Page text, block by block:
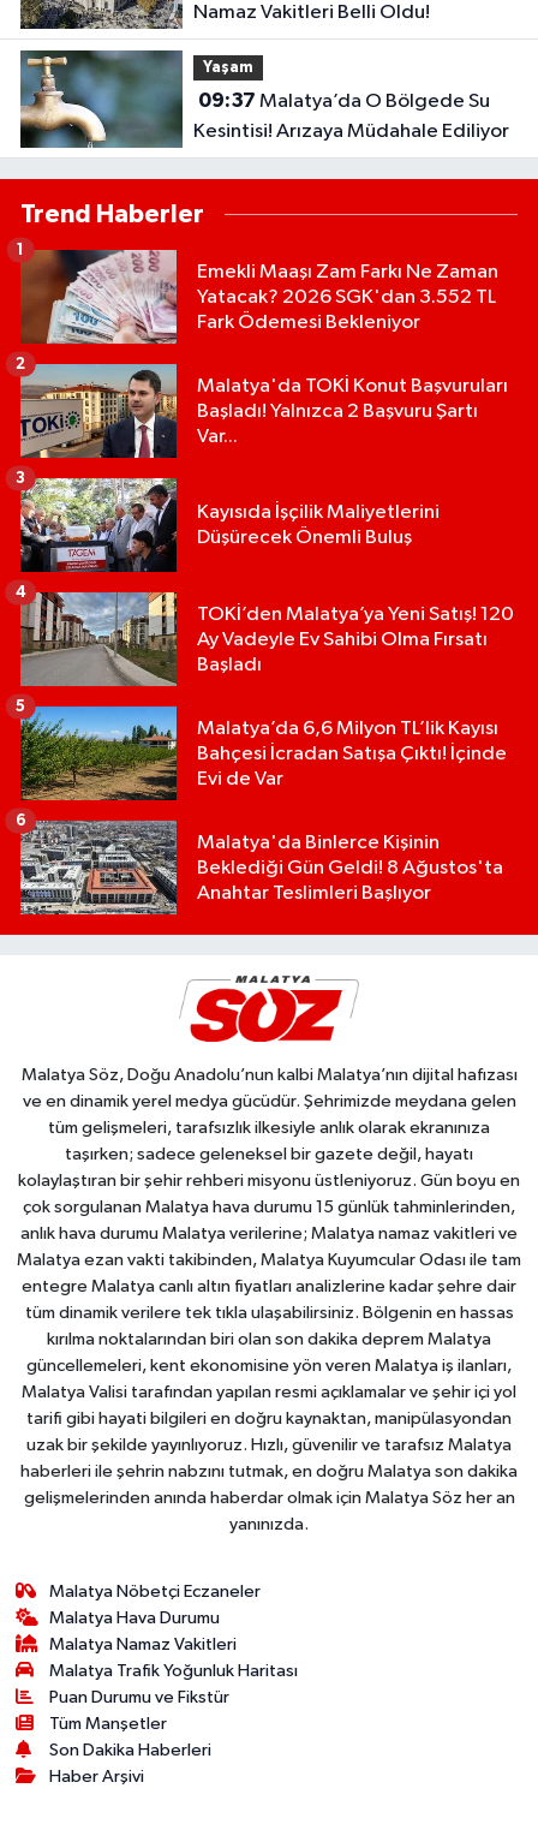
Namaz Vakitleri Belli Oldu!
Yaşam
09:37
Kesintisi! Arızaya Müdahale Ediliyor
Trend Haberler
Emekli Maaşı Zam Farkı Ne Zaman
Yatacak? 2026 SGK'dan 3.552 TL
Fark Ödemesi Bekleniyor
1
Malatya'da TOKİ Konut Başvuruları
Başladı! Yalnızca 2 Başvuru Şartı
Var...
2
Kayısıda İşçilik Maliyetlerini
Düşürecek Önemli Buluş
3
TOKİ’den Malatya’ya Yeni Satış! 120
Ay Vadeyle Ev Sahibi Olma Fırsatı
Başladı
4
Malatya’da 6,6 Milyon TL’lik Kayısı
Bahçesi İcradan Satışa Çıktı! İçinde
Evi de Var
5
Malatya'da Binlerce Kişinin
Beklediği Gün Geldi! 8 Ağustos'ta
Anahtar Teslimleri Başlıyor
6
Malatya Söz, Doğu Anadolu’nun kalbi Malatya’nın dijital hafızası
ve en dinamik yerel medya gücüdür. Şehrimizde meydana gelen
tüm gelişmeleri, tarafsızlık ilkesiyle anlık olarak ekranınıza
taşırken; sadece geleneksel bir gazete değil, hayatı
kolaylaştıran bir şehir rehberi misyonu üstleniyoruz. Gün boyu en
çok sorgulanan Malatya hava durumu 15 günlük tahminlerinden,
anlık hava durumu Malatya verilerine; Malatya namaz vakitleri ve
Malatya ezan vakti takibinden, Malatya Kuyumcular Odası ile tam
entegre Malatya canlı altın fiyatları analizlerine kadar şehre dair
tüm dinamik verilere tek tıkla ulaşabilirsiniz. Bölgenin en hassas
kırılma noktalarından biri olan son dakika deprem Malatya
güncellemeleri, kent ekonomisine yön veren Malatya iş ilanları,
Malatya Valisi tarafından yapılan resmi açıklamalar ve şehir içi yol
tarifi gibi hayati bilgileri en doğru kaynaktan, manipülasyondan
uzak bir şekilde yayınlıyoruz. Hızlı, güvenilir ve tarafsız Malatya
haberleri ile şehrin nabzını tutmak, en doğru Malatya son dakika
gelişmelerinden anında haberdar olmak için Malatya Söz her an
yanınızda.
Malatya Nöbetçi Eczaneler
Malatya Hava Durumu
Malatya Namaz Vakitleri
Malatya Trafik Yoğunluk Haritası
Puan Durumu ve Fikstür
Tüm Manşetler
Son Dakika Haberleri
Haber Arşivi